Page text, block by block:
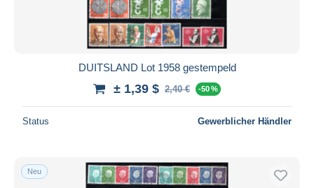
DUITSLAND Lot 1958 gestempeld
± 1,39 $ 2,40 € -50 %
Status Gewerblicher Händler
Neu